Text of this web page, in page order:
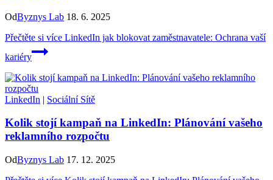
OdByznys Lab 18. 6. 2025
Přečtěte si více LinkedIn jak blokovat zaměstnavatele: Ochrana vaší
kariéry
LinkedIn | Sociální Sítě
Kolik stojí kampaň na LinkedIn: Plánování vašeho
reklamního rozpočtu
OdByznys Lab 17. 12. 2025